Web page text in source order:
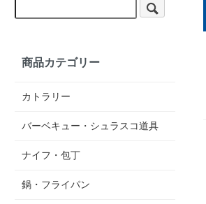
商品カテゴリー
カトラリー
バーベキュー・シュラスコ道具
ナイフ・包丁
鍋・フライパン